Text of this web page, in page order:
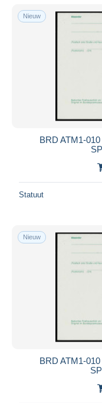
Nieuw
BRD ATM1-
Statuut
Nieuw
BRD ATM1-